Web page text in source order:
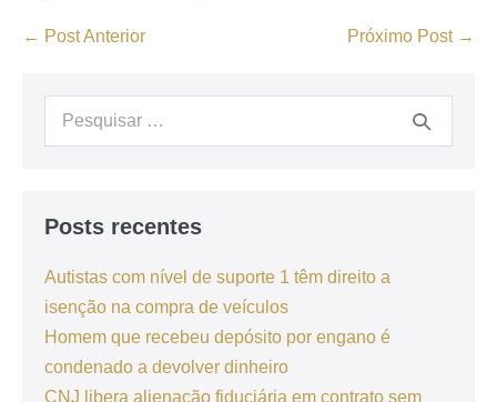
← Post Anterior Próximo Post →
Posts recentes
Autistas com nível de suporte 1 têm direito a
isenção na compra de veículos
Homem que recebeu depósito por engano é
condenado a devolver dinheiro
CNJ libera alienação fiduciária em contrato sem